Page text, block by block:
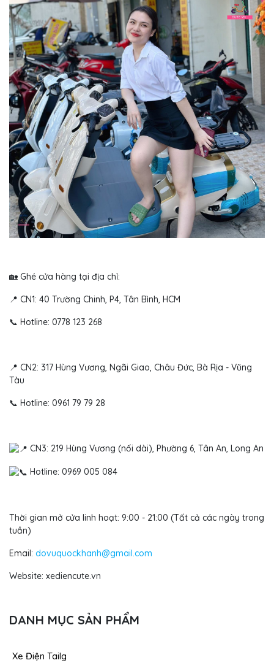
🏡 Ghé cửa hàng tại địa chỉ:
📍 CN1: 40 Trường Chinh, P4, Tân Bình, HCM
📞 Hotline: 0778 123 268
📍 CN2: 317 Hùng Vương, Ngãi Giao, Châu Đức, Bà Rịa - Vũng
Tàu
📞 Hotline: 0961 79 79 28
CN3: 219 Hùng Vương (nối dài), Phường 6, Tân An, Long An
Hotline: 0969 005 084
Thời gian mở cửa linh hoạt: 9:00 - 21:00 (Tất cả các ngày trong
tuần)
Email: dovuquockhanh@gmail.com
Website: xediencute.vn
DANH MỤC SẢN PHẨM
Xe Điện Tailg